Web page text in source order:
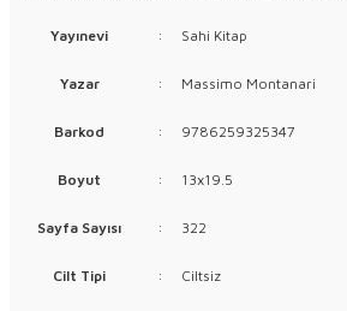
Yayınevi : Sahi Kitap
Yazar : Massimo Montanari
Barkod : 9786259325347
Boyut : 13x19.5
Sayfa Sayısı : 322
Cilt Tipi : Ciltsiz